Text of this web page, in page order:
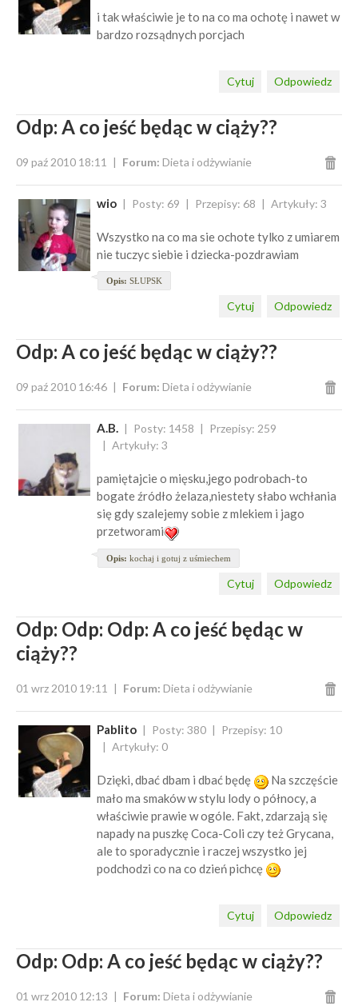
i tak właściwie je to na co ma ochotę i nawet w
bardzo rozsądnych porcjach
Odpowiedz
Cytuj
Odp: A co jeść będąc w ciąży??
09 paź 2010 18:11 Forum: Dieta i odżywianie
wio Posty: 69 Przepisy: 68 Artykuły: 3
Wszystko na co ma sie ochote tylko z umiarem
nie tuczyc siebie i dziecka-pozdrawiam
Opis: SŁUPSK
Odpowiedz
Cytuj
Odp: A co jeść będąc w ciąży??
09 paź 2010 16:46 Forum: Dieta i odżywianie
A.B. Posty: 1458
Przepisy: 259
Artykuły: 3
pamiętajcie o mięsku,jego podrobach-to
bogate źródło żelaza,niestety słabo wchłania
się gdy szalejemy sobie z mlekiem i jago
przetworami
Opis: kochaj i gotuj z uśmiechem
Odpowiedz
Cytuj
Odp: Odp: Odp: A co jeść będąc w
ciąży??
01 wrz 2010 19:11 Forum: Dieta i odżywianie
Pablito Posty: 380
Przepisy: 10
Artykuły: 0
Dzięki, dbać dbam i dbać będę
Na szczęście
mało ma smaków w stylu lody o północy, a
właściwie prawie w ogóle. Fakt, zdarzają się
napady na puszkę Coca-Coli czy też Grycana,
ale to sporadycznie i raczej wszystko jej
podchodzi co na co dzień pichcę
Odpowiedz
Cytuj
Odp: Odp: A co jeść będąc w ciąży??
01 wrz 2010 12:13 Forum: Dieta i odżywianie